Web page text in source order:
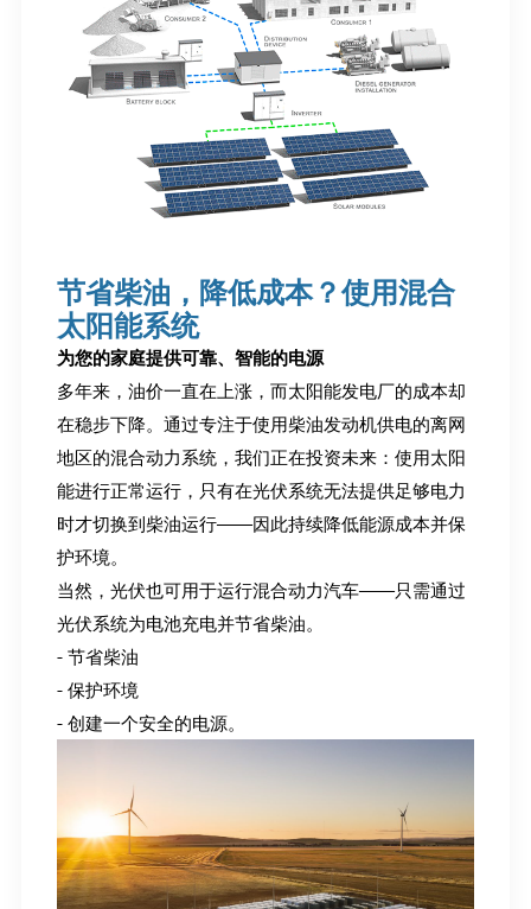
节省柴油，降低成本？使用混合
太阳能系统
为您的家庭提供可靠、智能的电源
多年来，油价一直在上涨，而太阳能发电厂的成本却
在稳步下降。通过专注于使用柴油发动机供电的离网
地区的混合动力系统，我们正在投资未来：使用太阳
能进行正常运行，只有在光伏系统无法提供足够电力
时才切换到柴油运行——因此持续降低能源成本并保
护环境。
当然，光伏也可用于运行混合动力汽车——只需通过
光伏系统为电池充电并节省柴油。
- 节省柴油
- 保护环境
- 创建一个安全的电源。